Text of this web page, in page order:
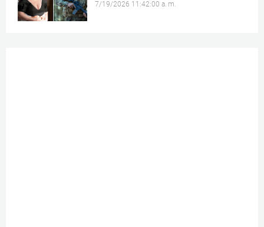
7/19/2026 11:42:00 a. m.